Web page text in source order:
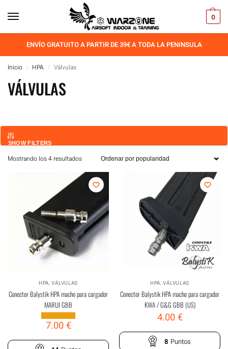
0
ENVÍO GRATUITO A PARTIR DE 39€ A TODA LA PENINSULA
Inicio / HPA / Válvulas
VÁLVULAS
SHOW FILTERS
Mostrando los 4 resultados
HPA,VÁLVULAS
Conector Balystik HPA macho para cargador
MARUI GBB
7.00€
HPA,VÁLVULAS
Conector Balystik HPA macho para cargador
KWA / G&G GBB (US)
4.00€
8 Puntos